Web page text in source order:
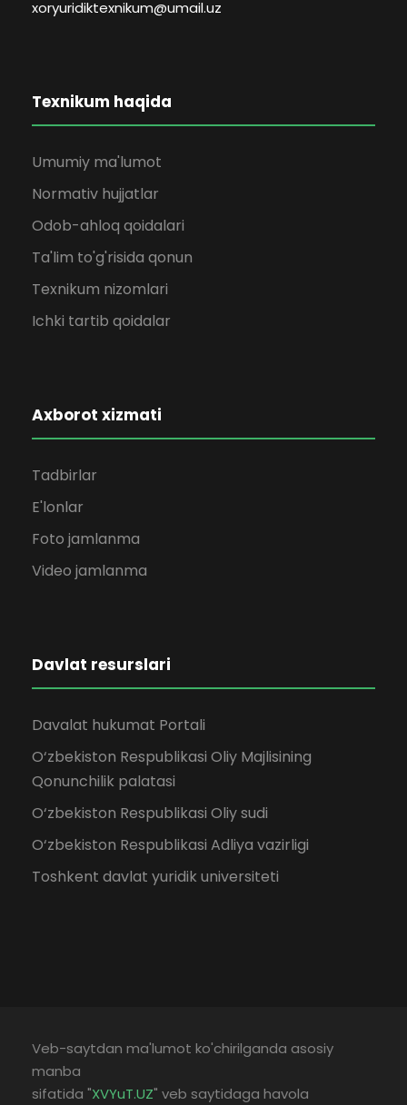
xoryuridiktexnikum@umail.uz
Texnikum haqida
Umumiy ma'lumot
Normativ hujjatlar
Odob-ahloq qoidalari
Ta'lim to'g'risida qonun
Texnikum nizomlari
Ichki tartib qoidalar
Axborot xizmati
Tadbirlar
E'lonlar
Foto jamlanma
Video jamlanma
Davlat resurslari
Davalat hukumat Portali
O‘zbekiston Respublikasi Oliy Majlisining
Qonunchilik palatasi
O‘zbekiston Respublikasi Oliy sudi
O‘zbekiston Respublikasi Adliya vazirligi
Toshkent davlat yuridik universiteti
Veb-saytdan ma'lumot ko'chirilganda asosiy
manba
sifatida "XVYuT.UZ" veb saytidaga havola